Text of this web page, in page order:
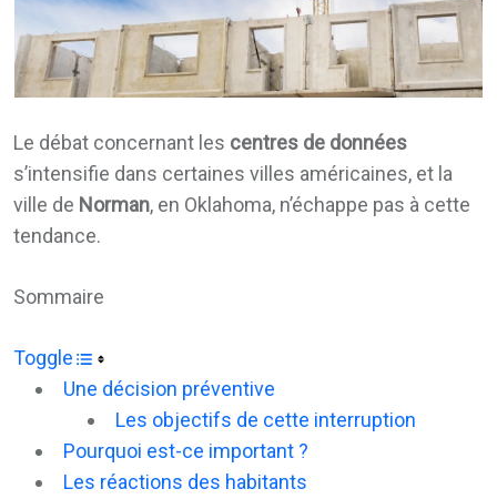
Le débat concernant les centres de données
s’intensifie dans certaines villes américaines, et la
ville de Norman, en Oklahoma, n’échappe pas à cette
tendance.
Sommaire
Toggle
Une décision préventive
Les objectifs de cette interruption
Pourquoi est-ce important ?
Les réactions des habitants